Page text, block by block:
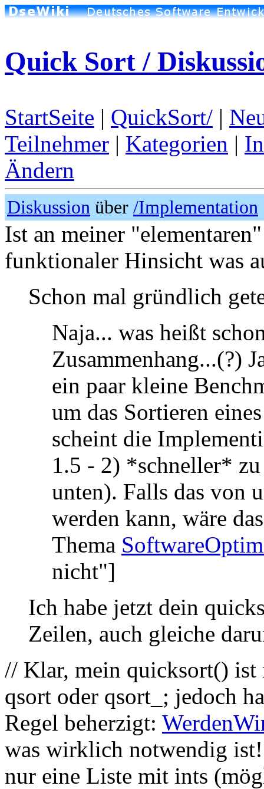
Quick Sort /
StartSeite | QuickSort/ |
Teilnehmer | Kategorien |
Ändern
Diskussion über /Implementation
Ist an meiner
funktionaler Hinsicht was
Schon mal gründlich
Naja... was heißt
Zusammenhang...(?)
ein paar kleine
um das Sortieren
scheint die
1.5 - 2) *schneller* zu
unten). Falls das von
werden kann, wäre
Thema
nicht"]
Ich habe jetzt dein
Zeilen, auch gleiche
// Klar, mein quicksort()
qsort oder qsort_; jedoch
Regel beherzigt:
was wirklich notwendig
nur eine Liste mit ints